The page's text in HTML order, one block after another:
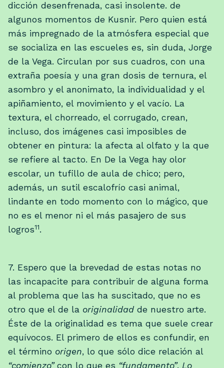
dicción desenfrenada, casi insolente. de
algunos momentos de Kusnir. Pero quien está
más impregnado de la atmósfera especial que
se socializa en las escueles es, sin duda, Jorge
de la Vega. Circulan por sus cuadros, con una
extraña poesía y una gran dosis de ternura, el
asombro y el anonimato, la individualidad y el
apiñamiento, el movimiento y el vacío. La
textura, el chorreado, el corrugado, crean,
incluso, dos imágenes casi imposibles de
obtener en pintura: la afecta al olfato y la que
se refiere al tacto. En De la Vega hay olor
escolar, un tufillo de aula de chico; pero,
además, un sutil escalofrío casi animal,
lindante en todo momento con lo mágico, que
no es el menor ni el más pasajero de sus
logros11.
7. Espero que la brevedad de estas notas no
las incapacite para contribuir de alguna forma
al problema que las ha suscitado, que no es
otro que el de la originalidad de nuestro arte.
Éste de la originalidad es tema que suele crear
equívocos. El primero de ellos es confundir, en
el término origen, lo que sólo dice relación al
“comienzo”con lo que es “fundamento”. Lo